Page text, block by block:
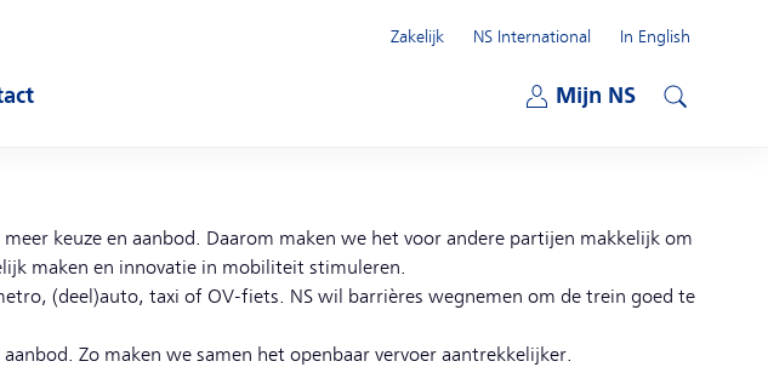
Mijn NS
Zakelijk
NS International
In English
keuze en aanbod. Daarom maken we het voor andere partijen makkelijk om
maken en innovatie in mobiliteit stimuleren.
(deel)auto, taxi of OV-fiets. NS wil barrières wegnemen om de trein goed te
Zo maken we samen het openbaar vervoer aantrekkelijker.